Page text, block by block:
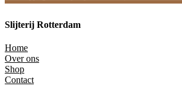
Slijterij Rotterdam
Home
Over ons
Shop
Contact